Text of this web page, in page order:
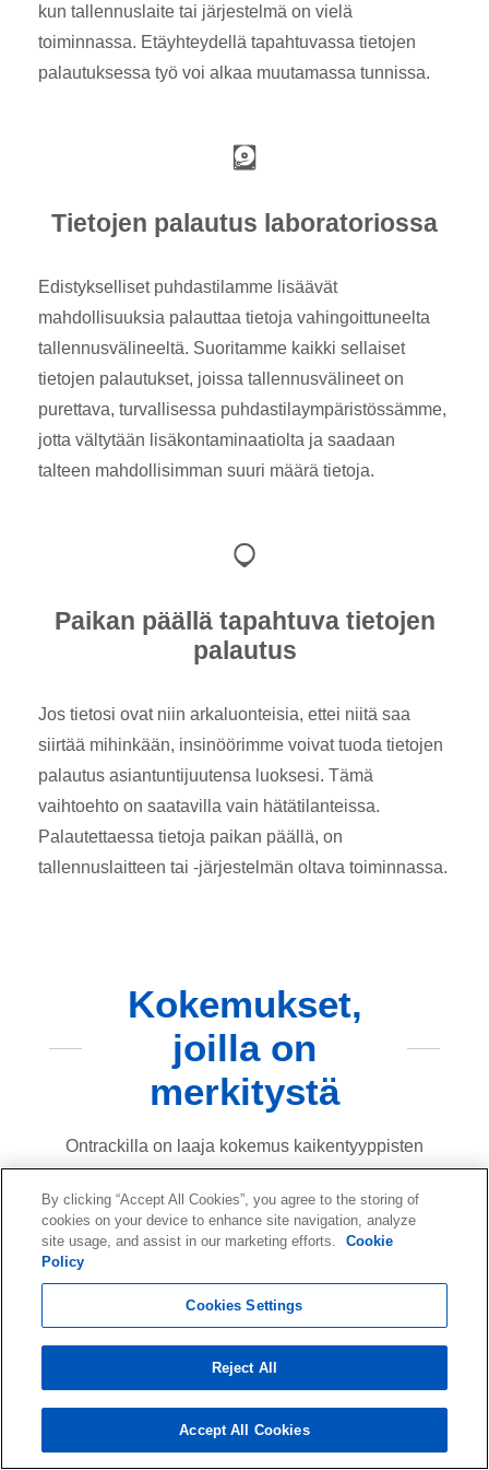
kun tallennuslaite tai järjestelmä on vielä
toiminnassa. Etäyhteydellä tapahtuvassa tietojen
palautuksessa työ voi alkaa muutamassa tunnissa.
Tietojen palautus laboratoriossa
Edistykselliset puhdastilamme lisäävät
mahdollisuuksia palauttaa tietoja vahingoittuneelta
tallennusvälineeltä. Suoritamme kaikki sellaiset
tietojen palautukset, joissa tallennusvälineet on
purettava, turvallisessa puhdastilaympäristössämme,
jotta vältytään lisäkontaminaatiolta ja saadaan
talteen mahdollisimman suuri määrä tietoja.
Paikan päällä tapahtuva tietojen
palautus
Jos tietosi ovat niin arkaluonteisia, ettei niitä saa
siirtää mihinkään, insinöörimme voivat tuoda tietojen
palautus asiantuntijuutensa luoksesi. Tämä
vaihtoehto on saatavilla vain hätätilanteissa.
Palautettaessa tietoja paikan päällä, on
tallennuslaitteen tai -järjestelmän oltava toiminnassa.
Kokemukset,
joilla on
merkitystä
Ontrackilla on laaja kokemus kaikentyyppisten
Tavoitteemme on tarjota asiakkaillemme
mielenrauhaa laitteistovikojen, inhimillisen
kyberhyökkäysten aiheuttamien tietojen katoamisen
yhteydessä.
40
By clicking “Accept All Cookies”, you agree to the storing of
cookies on your device to enhance site navigation, analyze
site usage, and assist in our marketing efforts.
Cookie
Policy
Cookies Settings
Reject All
Accept All Cookies